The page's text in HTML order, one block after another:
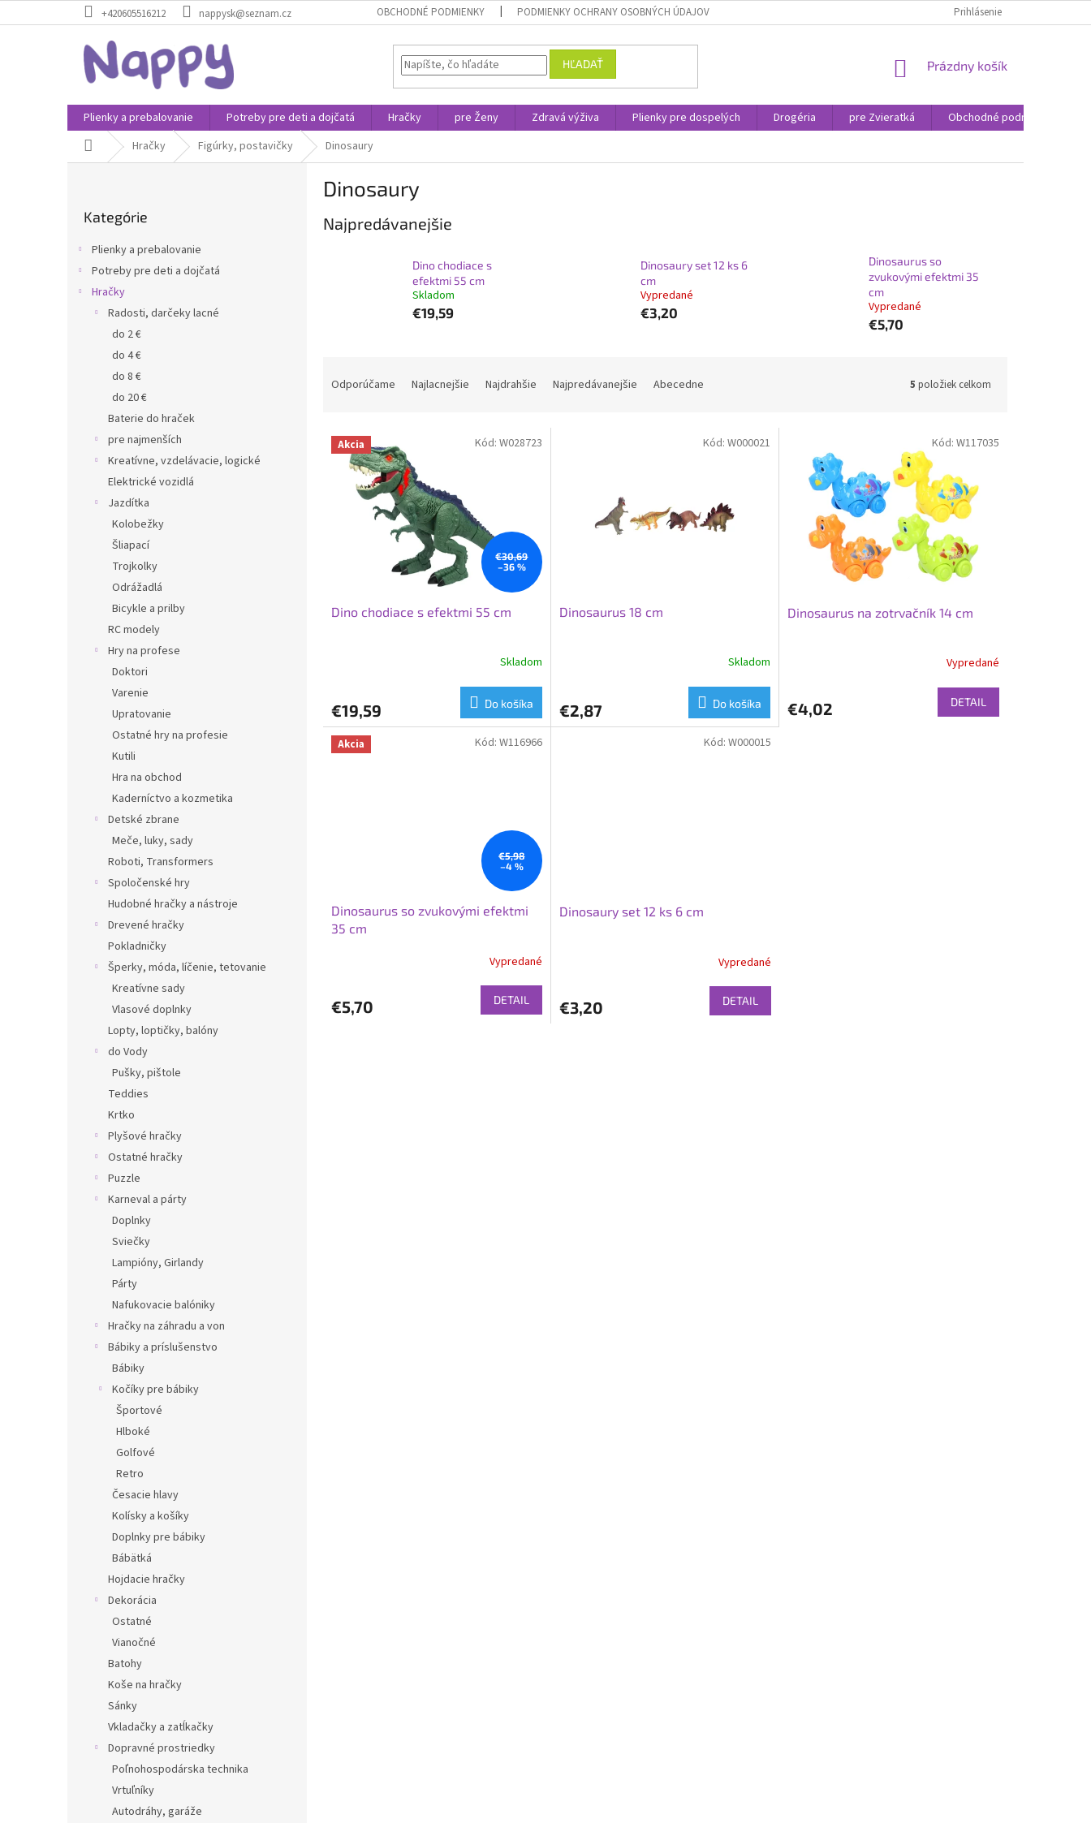
na
+420605516212 nappysk@seznam.cz OBCHODNÉ PODMIENKY PODMIENKY OCHRANY OSOBNÝCH ÚDAJOV Prihlásenie
HĽADAŤ
NÁKUPNÝ
Prázdny košík
Plienky a prebalovanie Potreby pre deti a dojčatá Hračky pre Ženy Zdravá výživa Plienky pre dospelých Drogéria pre Zvieratká Obchodné podmienky
DomovHračky Figúrky, postavičky Dinosaury
kategórie
Kategórie
Plienky a prebalovanie
Potreby pre deti a dojčatá
Hračky
Radosti, darčeky lacné
do 2 €
do 4 €
do 8 €
do 20 €
Baterie do hraček
pre najmenších
Kreatívne, vzdelávacie, logické
Elektrické vozidlá
Jazdítka
Kolobežky
Šliapací
Trojkolky
Odrážadlá
Bicykle a prilby
RC modely
Hry na profese
Doktori
Varenie
Upratovanie
Ostatné hry na profesie
Kutili
Hra na obchod
Kaderníctvo a kozmetika
Detské zbrane
Meče, luky, sady
Roboti, Transformers
Spoločenské hry
Hudobné hračky a nástroje
Drevené hračky
Pokladničky
Šperky, móda, líčenie, tetovanie
Kreatívne sady
Vlasové doplnky
Lopty, loptičky, balóny
do Vody
Pušky, pištole
Teddies
Krtko
Plyšové hračky
Ostatné hračky
Puzzle
Karneval a párty
Doplnky
Sviečky
Lampióny, Girlandy
Párty
Nafukovacie balóniky
Hračky na záhradu a von
Bábiky a príslušenstvo
Bábiky
Kočíky pre bábiky
Športové
Hlboké
Golfové
Retro
Česacie hlavy
Kolísky a košíky
Doplnky pre bábiky
Bábätká
Hojdacie hračky
Dekorácia
Ostatné
Vianočné
Batohy
Koše na hračky
Sánky
Vkladačky a zatĺkačky
Dopravné prostriedky
Poľnohospodárska technika
Vrtuľníky
Autodráhy, garáže
Dinosaury
Najpredávanejšie
Dino chodiace s
efektmi 55 cm
Skladom
€19,59
Dinosaury set 12 ks 6
cm
Vypredané
€3,20
Dinosaurus so
zvukovými efektmi 35
cm
Vypredané
€5,70
n
Odporúčame Najlacnejšie Najdrahšie Najpredávanejšie Abecedne 5 položiek celkom
V Akcia
€30,69
–36 %
Dino chodiace s efektmi 55 cm
Skladom
€19,59 Do košíka
Kód: W028723
Dinosaurus 18 cm
Skladom
€2,87 Do košíka
Kód: W000021
Dinosaurus na zotrvačník 14 cm
Vypredané
€4,02 DETAIL
Kód: W117035
Akcia
€5,98
–4 %
Dinosaurus so zvukovými efektmi
35 cm
Vypredané
€5,70 DETAIL
Kód: W116966
Dinosaury set 12 ks 6 cm
Vypredané
€3,20 DETAIL
Kód: W000015